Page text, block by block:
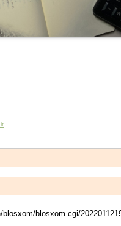
blosxom.cgi/